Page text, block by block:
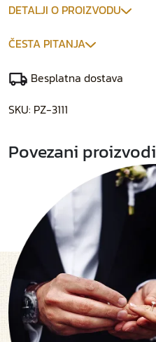
DETALJI O PROIZVODU
ČESTA PITANJA
Besplatna dostava
SKU: PZ-3111
Povezani proizvodi